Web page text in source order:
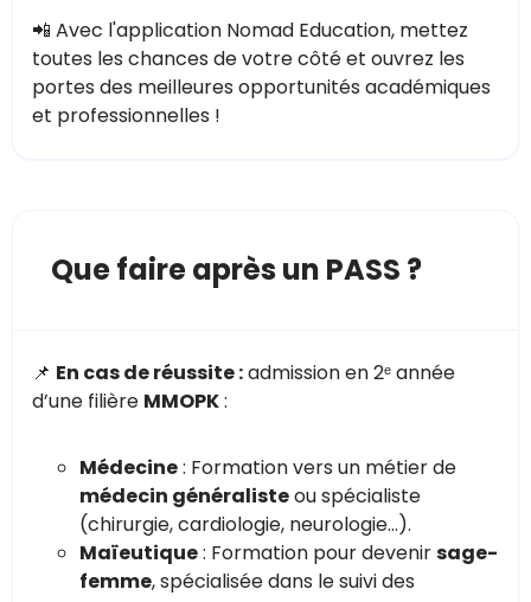
📲 Avec l'application Nomad Education, mettez
toutes les chances de votre côté et ouvrez les
portes des meilleures opportunités académiques
et professionnelles !
Que faire après un PASS ?
📌 En cas de réussite :admission en 2ᵉ année
d’une filière MMOPK:
Médecine: Formation vers un métier de
médecin généralisteou spécialiste
(chirurgie, cardiologie, neurologie…).
Maïeutique: Formation pour devenirsage-
femme, spécialisée dans le suivi des